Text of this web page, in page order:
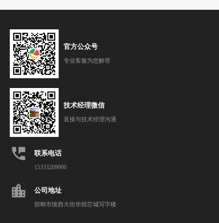
官方公众号
专业客服为您解答
技术经理微信
直接与技术经理沟通
perm_phone_msg 联系电话
15333209906
location_city 公司地址
邯郸市陵西大街华煌芯城写字楼